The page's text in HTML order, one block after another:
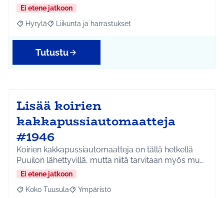
Ei etene jatkoon
Rajaa tulokset aihepiirin mukaan: Hyrylä
Hyrylä Rajaa tulokset teeman mukaan: Liikunta ja
Liikunta ja harrastukset
Tutustu
Lisää koirien
kakkapussiautomaatteja
#1946
Koirien kakkapussiautomaatteja on tällä hetkellä
Puuilon lähettyvillä, mutta niitä tarvitaan myös mu…
Ei etene jatkoon
Rajaa tulokset aihepiirin mukaan: Koko Tuusula
Koko Tuusula Rajaa tulokset teeman mukaan: Ympäristö
Ympäristö